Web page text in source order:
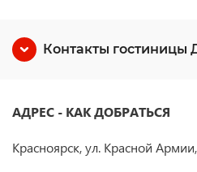
Контакты гостиницы
АДРЕС - КАК ДОБРАТЬСЯ
Красноярск, ул. Красной